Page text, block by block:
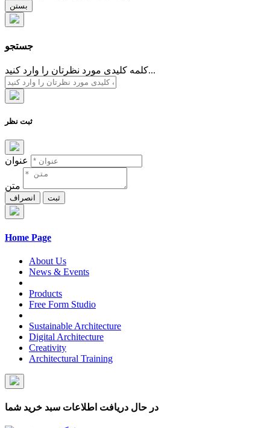
بستن
جستجو
کلمه کلیدی مورد نظرتان را وارد کنید...
ثبت نظر
عنوان
متن
انصراف ثبت
Home Page
About Us
News & Events
Products
Free Form Studio
Sustainable Architecture
Digital Architecture
Creativity
Architectural Training
در حال دریافت اطلاعات سبد خرید شما